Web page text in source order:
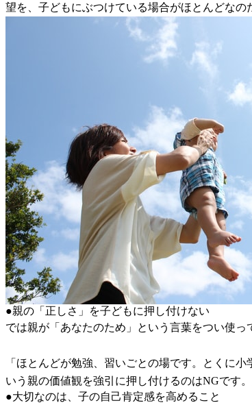
望を、子どもにぶつけている場合がほとんどなの
●親の「正しさ」を子どもに押し付けない
では親が「あなたのため」という言葉をつい使
「ほとんどが勉強、習いごとの場です。とくに
いう親の価値観を強引に押し付けるのはNGです
●大切なのは、子の自己肯定感を高めること